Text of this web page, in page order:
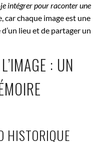
intégrer pour raconter une
car chaque image est une
lieu et de partager un
: UN
HISTORIQUE